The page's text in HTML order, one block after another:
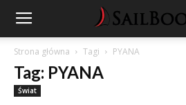
Strona główna Tagi PYANA
Tag: PYANA
Świat